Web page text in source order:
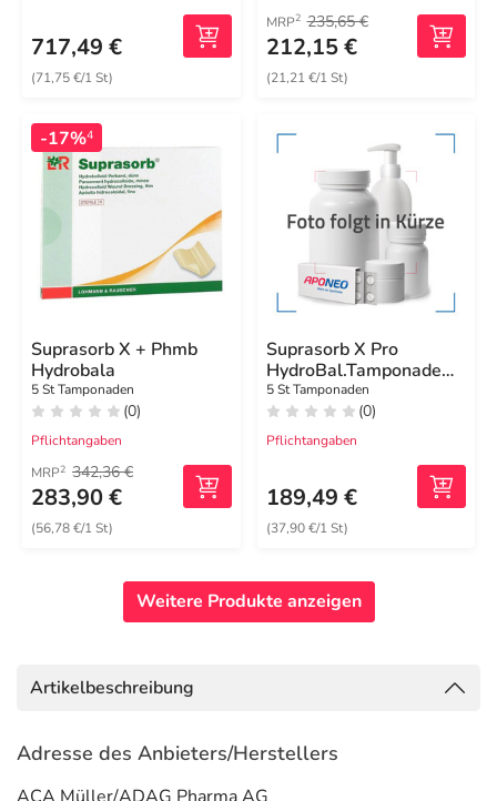
717,49 €
(71,75 €/1 St)
MRP2 235,65 €
212,15 €
(21,21 €/1 St)
-17%4
Suprasorb X + Phmb
Hydrobala
5 St Tamponaden
(0)
Pflichtangaben
MRP2 342,36 €
283,90 €
(56,78 €/1 St)
Suprasorb X Pro
HydroBal.Tamponade
2x21 cm steril
5 St Tamponaden
(0)
Pflichtangaben
189,49 €
(37,90 €/1 St)
Weitere Produkte anzeigen
Artikelbeschreibung
Adresse des Anbieters/Herstellers